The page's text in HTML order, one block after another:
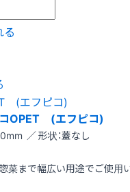
る
OPET (エフピコ)
／ 形状：蓋なし
菜まで幅広い用途でご使用